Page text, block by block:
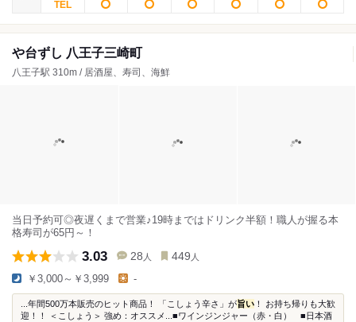
や台ずし 八王子三崎町
八王子駅 310m / 居酒屋、寿司、海鮮
当日予約可◎夜遅くまで営業♪19時まではドリンク半額！職人が握る本
格寿司が65円～！
3.03 28 人 449 人
￥3,000～￥3,999 -
...年間500万本販売のヒット商品！ 「こしょう辛さ」が旨い ！ お持ち帰りも大歓
迎！！ ＜こしょう＞ 強め：オススメ...■ワインジンジャー（赤・白） ■日本酒